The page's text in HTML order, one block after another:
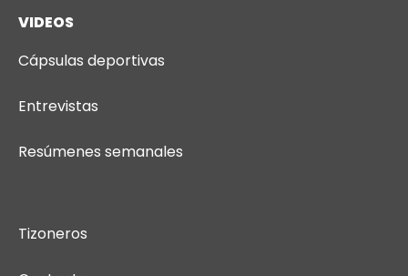
VIDEOS
Cápsulas deportivas
Entrevistas
Resúmenes semanales
Tizoneros